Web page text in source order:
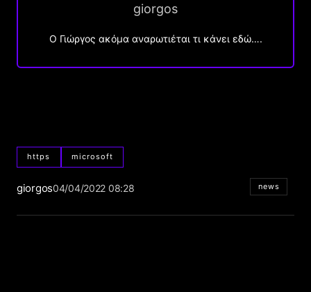
giorgos
Ο Γιώργος ακόμα αναρωτιέται τι κάνει εδώ….
https microsoft
giorgos04/04/2022 08:28 news